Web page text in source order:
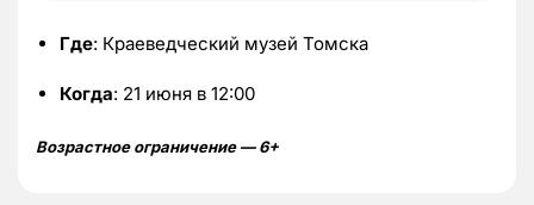
Где: Краеведческий музей Томска
Когда: 21 июня в 12:00
Возрастное ограничение — 6+